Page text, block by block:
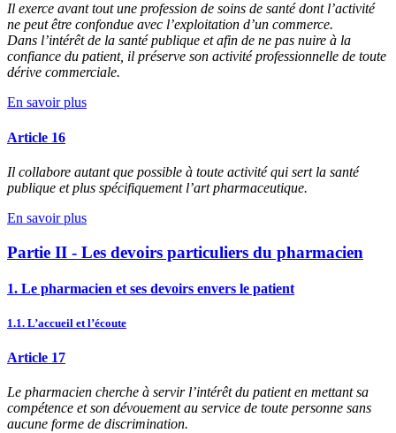
Il exerce avant tout une profession de soins de santé dont l’activité
ne peut être confondue avec l’exploitation d’un commerce.
Dans l’intérêt de la santé publique et afin de ne pas nuire à la
confiance du patient, il préserve son activité professionnelle de toute
dérive commerciale.
En savoir plus
Article 16
Il collabore autant que possible à toute activité qui sert la santé
publique et plus spécifiquement l’art pharmaceutique.
En savoir plus
Partie II - Les devoirs particuliers du pharmacien
1. Le pharmacien et ses devoirs envers le patient
1.1. L’accueil et l’écoute
Article 17
Le pharmacien cherche à servir l’intérêt du patient en mettant sa
compétence et son dévouement au service de toute personne sans
aucune forme de discrimination.